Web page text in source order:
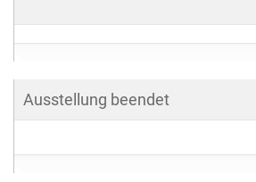
Ausstellung beendet